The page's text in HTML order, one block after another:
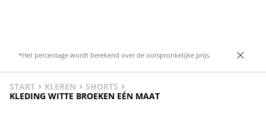
*Het percentage wordt berekend over de oorspronkelijke prijs.
START KLEREN
SHORTS
KLEDING WITTE BROEKEN EÉN MAAT